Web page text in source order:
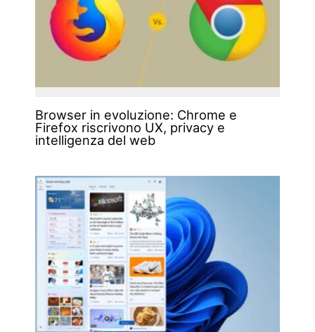
Browser in evoluzione: Chrome e
Firefox riscrivono UX, privacy e
intelligenza del web